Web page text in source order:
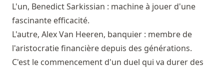
L'un, Benedict Sarkissian : machine à jouer d'une
fascinante efficacité.
L'autre, Alex Van Heeren, banquier : membre de
l'aristocratie financière depuis des générations.
C'est le commencement d'un duel qui va durer des